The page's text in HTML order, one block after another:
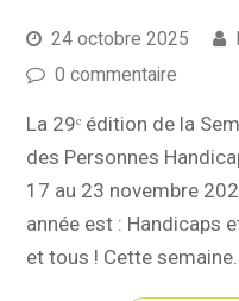
24 octobre 2025
0 commentaire
La 29ᵉ édition de la
des Personnes
17 au 23 novembre
année est : Handicaps
et tous ! Cette